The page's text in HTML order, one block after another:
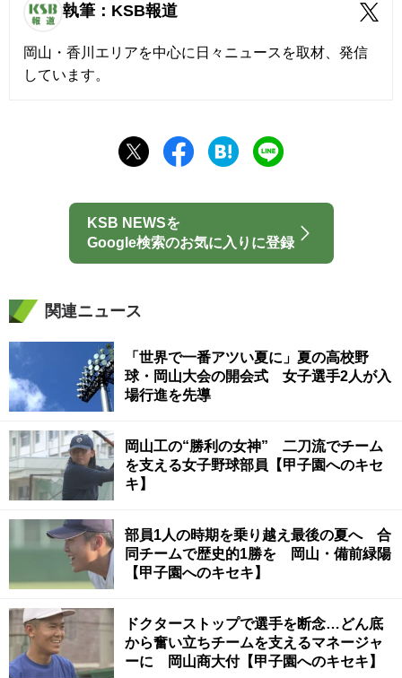
執筆：KSB報道
岡山・香川エリアを中心に日々ニュースを取材、発信
しています。
KSB NEWSを
Google検索のお気に入りに登録
関連ニュース
「世界で一番アツい夏に」夏の高校野
球・岡山大会の開会式 女子選手2人が入
場行進を先導
岡山工の“勝利の女神” 二刀流でチーム
を支える女子野球部員【甲子園へのキセ
キ】
部員1人の時期を乗り越え最後の夏へ 合
同チームで歴史的1勝を 岡山・備前緑陽
【甲子園へのキセキ】
ドクターストップで選手を断念…どん底
から奮い立ちチームを支えるマネージャ
ーに 岡山商大付【甲子園へのキセキ】